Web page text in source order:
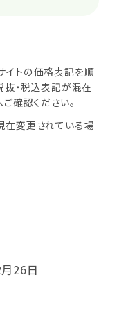
イトの価格表記を順
・税込表記が混在
確認ください。
変更されている場
26日